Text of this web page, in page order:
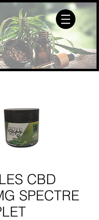
CBD
SPECTRE